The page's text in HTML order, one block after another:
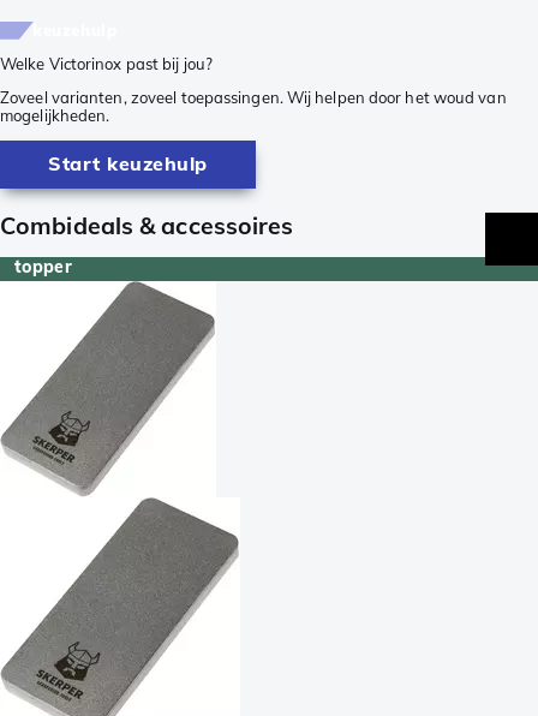
Welke Victorinox past bij jou?
Zoveel varianten, zoveel toepassingen. Wij helpen door het woud van
mogelijkheden.
Start keuzehulp
Combideals & accessoires
topper